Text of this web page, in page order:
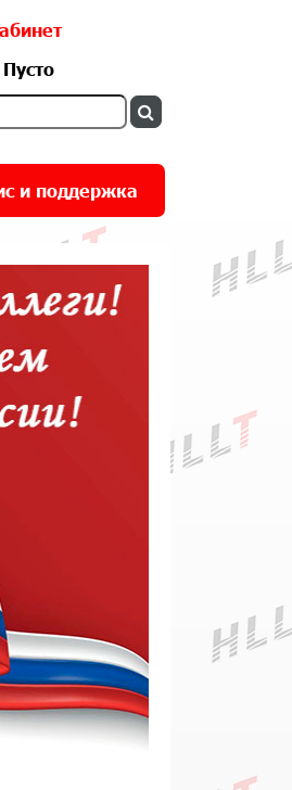
и поддержка